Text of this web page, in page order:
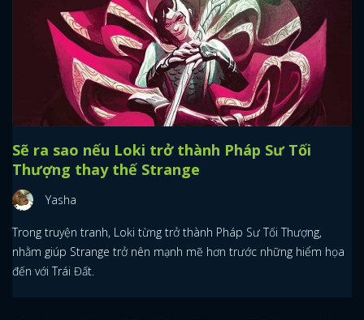
Sẽ ra sao nếu Loki trở thành Pháp Sư Tối
Thượng thay thế Strange
Yasha
Trong truyện tranh, Loki từng trở thành Pháp Sư Tối Thượng,
nhằm giúp Strange trở nên mạnh mẽ hơn trước những hiểm họa
đến với Trái Đất.